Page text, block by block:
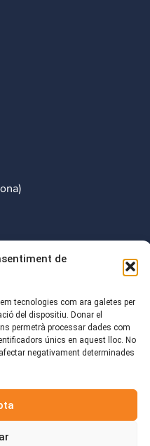
de
tecnologies com ara galetes per
del dispositiu. Donar el
permetrà processar dades com
únics en aquest lloc. No
negativament determinades
a donar suport
en risc d’exclusió social i